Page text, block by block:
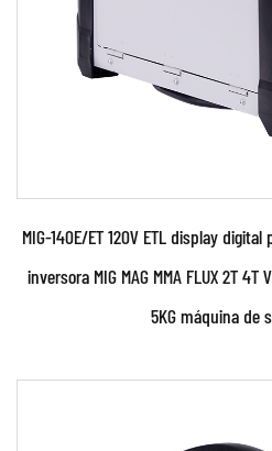
MIG-140E/ET 120V ETL display
inversora MIG MAG MMA FLUX 2T
5KG máquina de